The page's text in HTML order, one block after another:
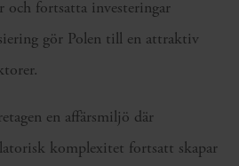
fortsatta investeringar
gör Polen till en attraktiv
en affärsmiljö där
komplexitet fortsatt skapar